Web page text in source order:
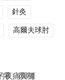
針灸
高爾夫球肘